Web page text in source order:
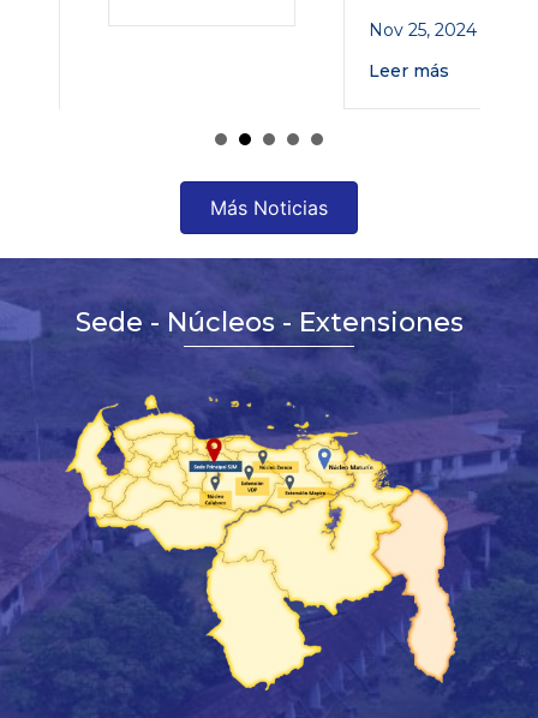
Nov 25, 2024
Leer más
Más Noticias
Sede - Núcleos - Extensiones